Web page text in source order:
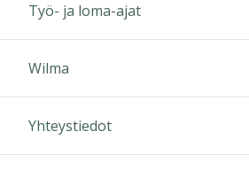
Työ- ja loma-ajat
Wilma
Yhteystiedot